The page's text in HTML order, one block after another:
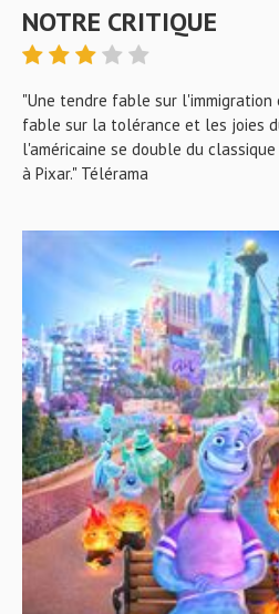
NOTRE CRITIQUE
"Une tendre fable sur
fable sur la tolérance et les joies
l'américaine se double du
à Pixar." Télérama